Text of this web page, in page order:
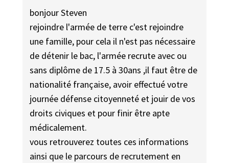
bonjour Steven
rejoindre l'armée de terre c'est rejoindre
une famille, pour cela il n'est pas nécessaire
de détenir le bac, l'armée recrute avec ou
sans diplôme de 17.5 à 30ans ,il faut être de
nationalité française, avoir effectué votre
journée défense citoyenneté et jouir de vos
droits civiques et pour finir être apte
médicalement.
vous retrouverez toutes ces informations
ainsi que le parcours de recrutement en